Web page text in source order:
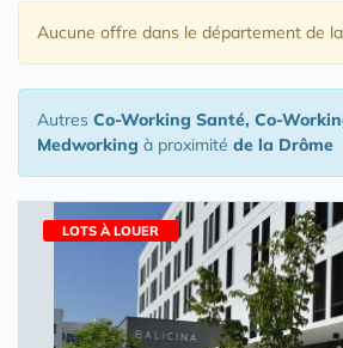
Aucune offre dans le département de
Autres Co-Working Santé, Co-
Medworking à proximité de la Drôme
LOTS À LOUER